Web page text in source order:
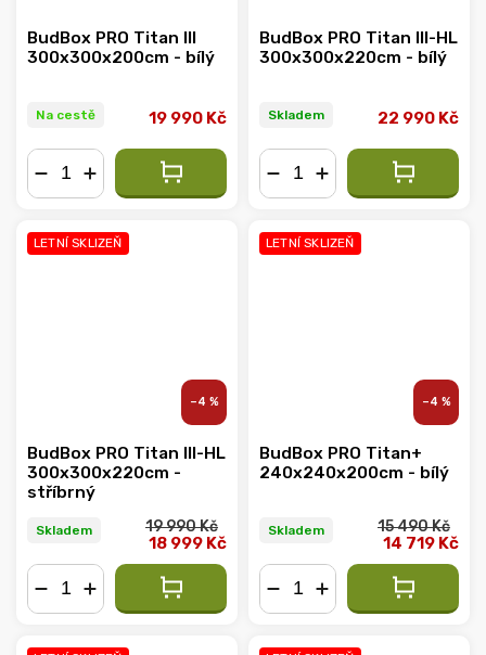
BudBox PRO Titan III
300x300x200cm - bílý
Na cestě 19 990 Kč
BudBox PRO Titan III-HL
300x300x220cm - bílý
Skladem 22 990 Kč
LETNÍ SKLIZEŇ
–4 %
BudBox PRO Titan III-HL
300x300x220cm -
stříbrný
Skladem 19 990 Kč
18 999 Kč
LETNÍ SKLIZEŇ
–4 %
BudBox PRO Titan+
240x240x200cm - bílý
Skladem 15 490 Kč
14 719 Kč